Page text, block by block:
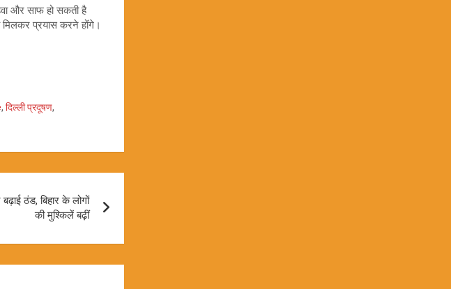
और साफ हो सकती है
प्रयास करने होंगे।
, दिल्ली प्रदूषण,
ठंड, बिहार के लोगों
की मुश्किलें बढ़ीं